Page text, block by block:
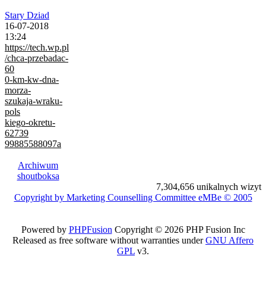
Stary Dziad
16-07-2018
13:24
https://tech.wp.pl
/chca-przebadac-
60
0-km-kw-dna-
morza-
szukaja-wraku-
pols
kiego-okretu-
62739
99885588097a
Archiwum
shoutboksa
7,304,656 unikalnych wizyt
Copyright by Marketing Counselling Committee eMBe © 2005
Powered by PHPFusion Copyright © 2026 PHP Fusion Inc
Released as free software without warranties underGNU Affero
GPL v3.